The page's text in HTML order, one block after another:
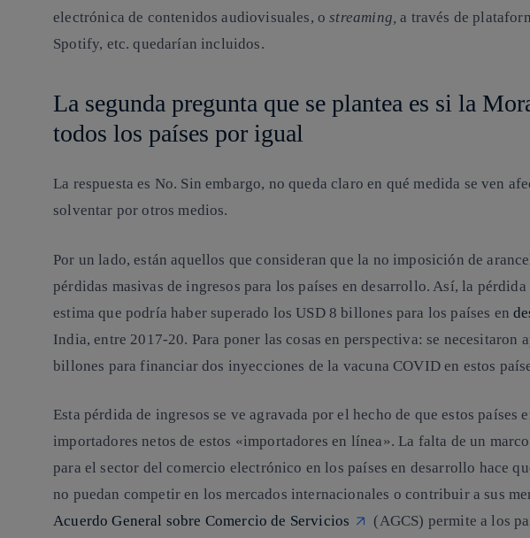
electrónica de contenidos audiovisuales, ostreaming, a través de
Spotify, etc. quedarían incluidos.
La segunda pregunta que se plantea es si la
todos los países por igual
La respuesta es No. Sin embargo, no queda claro en qué medida se ven
solventar por otros medios.
Por un lado, están aquellos que consideran que la no imposición de
pérdidas masivas de ingresos para los países en desarrollo. Así, la
estima que podría haber superado los USD 8 billones para los países en
India, entre 2017-20. Para poner las cosas en perspectiva: se necesitaron
billones para financiar dos inyecciones de la vacuna COVID en estos
Esta pérdida de ingresos se ve agravada por el hecho de que estos países
importadores netos de estos «importadores en línea». La falta de un
para el sector del comercio electrónico en los países en desarrollo hace
no puedan competir en los mercados internacionales o contribuir a sus
Acuerdo General sobre Comercio de Servicios
(AGCS) permite a los